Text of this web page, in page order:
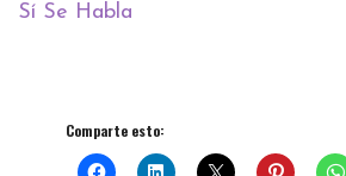
Sí Se Habla
Comparte esto: